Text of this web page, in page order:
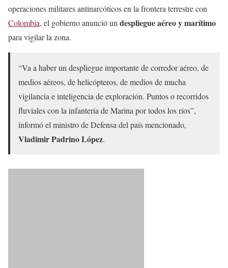
operaciones militares antinarcóticos en la frontera terrestre con
Colombia, el gobierno anunció un despliegue aéreo y marítimo
para vigilar la zona.
“Va a haber un despliegue importante de corredor aéreo, de
medios aéreos, de helicópteros, de medios de mucha
vigilancia e inteligencia de exploración. Puntos o recorridos
fluviales con la infantería de Marina por todos los ríos”,
informó el ministro de Defensa del país mencionado,
Vladimir Padrino López.